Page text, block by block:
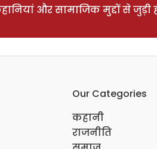
और सामाजिक मुद्दों से
Our Categories
कहानी
राजनीति